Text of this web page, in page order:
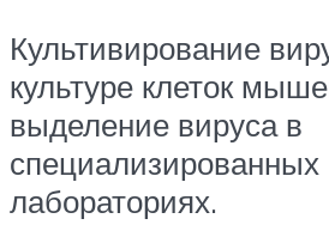
Культивирование
культуре клеток
выделение вируса в
специализированных
лабораториях.